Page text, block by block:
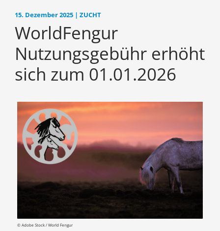
15. Dezember 2025 | ZUCHT
WorldFengur
Nutzungsgebühr erhöht
sich zum 01.01.2026
© Adobe Stock / World Fengur